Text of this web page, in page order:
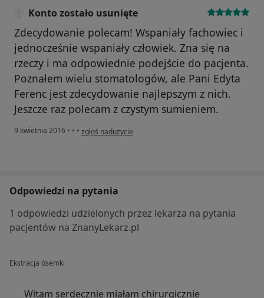
Konto zostało usunięte
Zdecydowanie polecam! Wspaniały fachowiec i
jednocześnie wspaniały człowiek. Zna się na
rzeczy i ma odpowiednie podejście do pacjenta.
Poznałem wielu stomatologów, ale Pani Edyta
Ferenc jest zdecydowanie najlepszym z nich.
Jeszcze raz polecam z czystym sumieniem.
9 kwietnia 2016 • • • w opinii użytkownika Konto zostało usunięte
zgłoś nadużycie
Odpowiedzi na pytania
1 odpowiedzi udzielonych przez lekarza na pytania
pacjentów na ZnanyLekarz.pl
Ekstracja ósemki
Witam serdecznie miałam chirurgicznie